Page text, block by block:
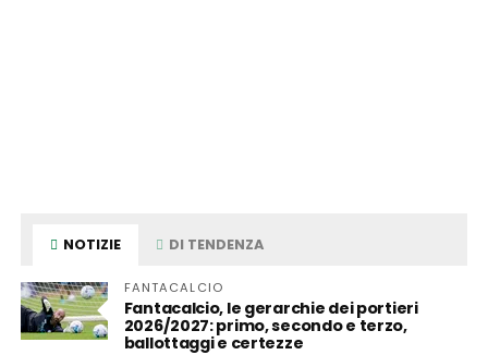
NOTIZIE DI TENDENZA
FANTACALCIO
Fantacalcio, le gerarchie dei portieri
2026/2027: primo, secondo e terzo,
ballottaggi e certezze